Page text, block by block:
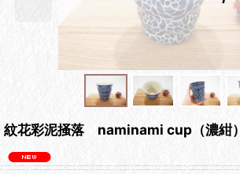
紋花彩泥掻落 naminami cup（濃紺